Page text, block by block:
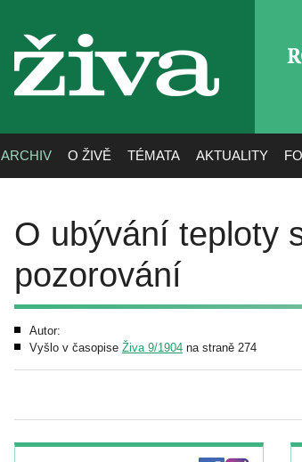
živa
ARCHIV O ŽIVĚ TÉMATA AKTUALITY
O ubývání teploty
pozorování
Autor:
Vyšlo v časopise Živa 9/1904 na straně 274